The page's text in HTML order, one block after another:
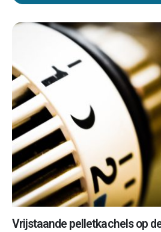
Vrijstaande pelletkachels op